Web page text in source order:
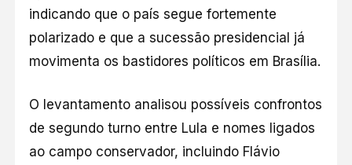
indicando que o país segue fortemente
polarizado e que a sucessão presidencial já
movimenta os bastidores políticos em Brasília.
O levantamento analisou possíveis confrontos
de segundo turno entre Lula e nomes ligados
ao campo conservador, incluindo Flávio